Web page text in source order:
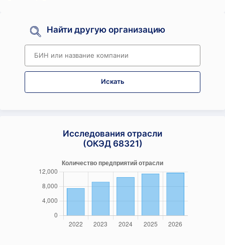
Найти другую организацию
Искать
Исследования отрасли
(ОКЭД 68321)